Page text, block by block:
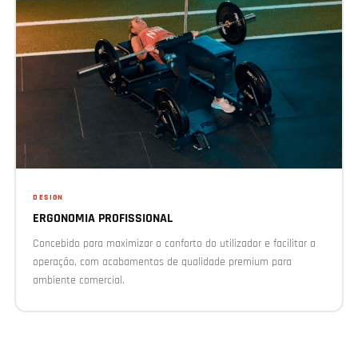
DESIGN
ERGONOMIA PROFISSIONAL
Concebido para maximizar o conforto do utilizador e facilitar a
operação, com acabamentos de qualidade premium para
ambiente comercial.